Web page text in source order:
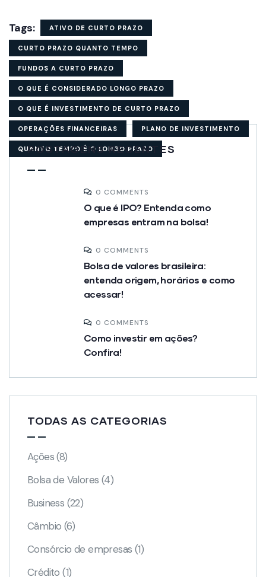
Tags: ATIVO DE CURTO PRAZO
CURTO PRAZO QUANTO TEMPO
FUNDOS A CURTO PRAZO
O QUE É CONSIDERADO LONGO PRAZO
O QUE É INVESTIMENTO DE CURTO PRAZO
OPERAÇÕES FINANCEIRAS PLANO DE INVESTIMENTO
QUANTO TEMPO É O LONGO PRAZO
POSTAGENS RECENTES
0 COMMENTS
O que é IPO? Entenda como
empresas entram na bolsa!
0 COMMENTS
Bolsa de valores brasileira:
entenda origem, horários e como
acessar!
0 COMMENTS
Como investir em ações?
Confira!
TODAS AS CATEGORIAS
Ações (8)
Bolsa de Valores (4)
Business (22)
Câmbio (6)
Consórcio de empresas (1)
Crédito (1)